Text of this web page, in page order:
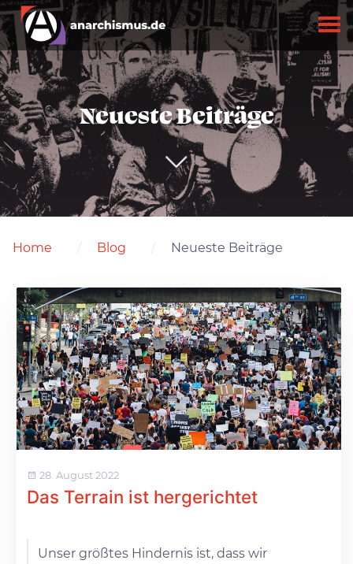
Neueste Beiträge
Home Blog Neueste Beiträge
28. August 2022
Das Terrain ist hergerichtet
Unser größtes Hindernis ist, dass wir